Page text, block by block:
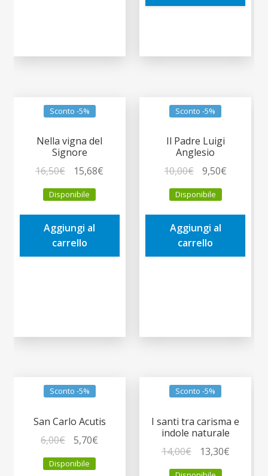
Sconto -5%
Nella vigna del
Signore
16,50€
prezzo
originale
era:
16,50€.
15,68€
è:
Disponibile
Aggiungi al
carrello
Sconto -5%
Il Padre Luigi
Anglesio
10,00€
prezzo
originale
era:
10,00€.
9,50€
è:
Disponibile
Aggiungi al
carrello
Sconto -5%
San Carlo Acutis
6,00€
prezzo
originale
5,70€
Disponibile
Sconto -5%
I santi tra carisma e
indole naturale
14,00€
prezzo
13,30€Il